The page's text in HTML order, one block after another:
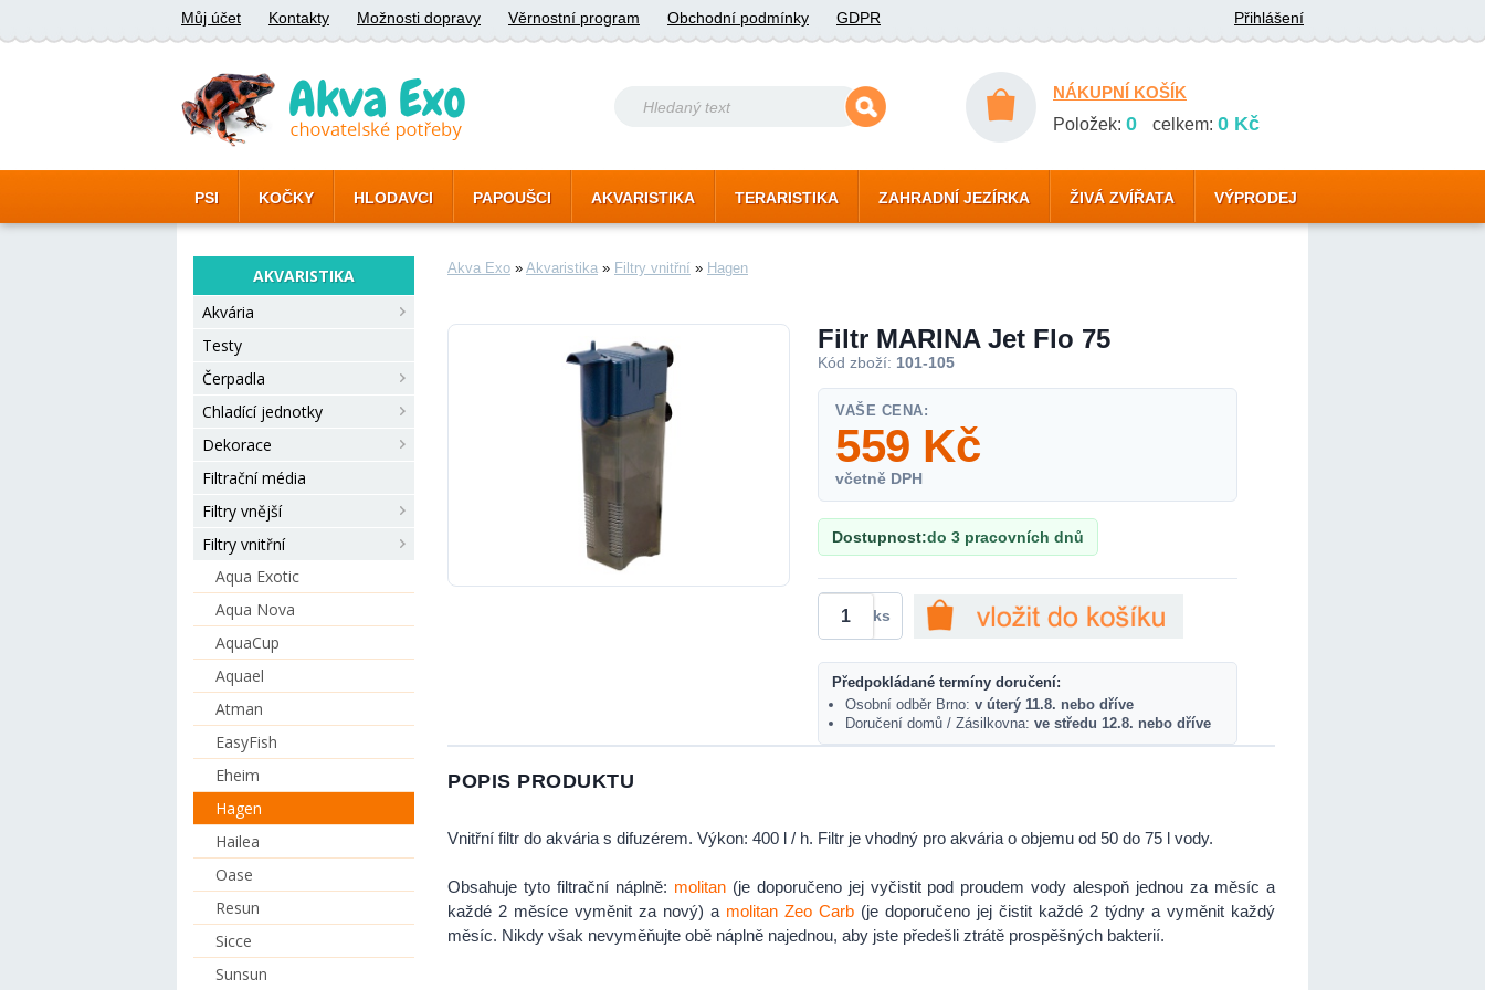
Můj účet Kontakty Možnosti dopravy Věrnostní program Obchodní podmínky GDPR Přihlášení
NÁKUPNÍ KOŠÍK
Položek: 0 celkem: 0 Kč
PSI KOČKY HLODAVCI PAPOUŠCI AKVARISTIKA TERARISTIKA ZAHRADNÍ JEZÍRKA ŽIVÁ ZVÍŘATA VÝPRODEJ
AKVARISTIKA
Akvária
Testy
Čerpadla
Chladící jednotky
Dekorace
Filtrační média
Filtry vnější
Filtry vnitřní
Aqua Exotic
Aqua Nova
AquaCup
Aquael
Atman
EasyFish
Eheim
Hagen
Hailea
Oase
Resun
Sicce
Sunsun
Akva Exo » Akvaristika » Filtry vnitřní » Hagen
Filtr MARINA Jet Flo 75
Kód zboží: 101-105
VAŠE CENA:
559 Kč
včetně DPH
Dostupnost:do 3 pracovních dnů
ks
Předpokládané termíny doručení:
Osobní odběr Brno: v úterý 11.8. nebo dříve
Doručení domů / Zásilkovna: ve středu 12.8. nebo dříve
POPIS PRODUKTU
Vnitřní filtr do akvária s difuzérem. Výkon: 400 l / h. Filtr je vhodný pro akvária o objemu od 50 do 75 l vody.
Obsahuje tyto filtrační náplně: molitan(je doporučeno jej vyčistit pod proudem vody alespoň jednou za měsíc a
každé 2 měsíce vyměnit za nový) a molitan Zeo Carb (je doporučeno jej čistit každé 2 týdny a vyměnit každý
měsíc. Nikdy však nevyměňujte obě náplně najednou, aby jste předešli ztrátě prospěšných bakterií.